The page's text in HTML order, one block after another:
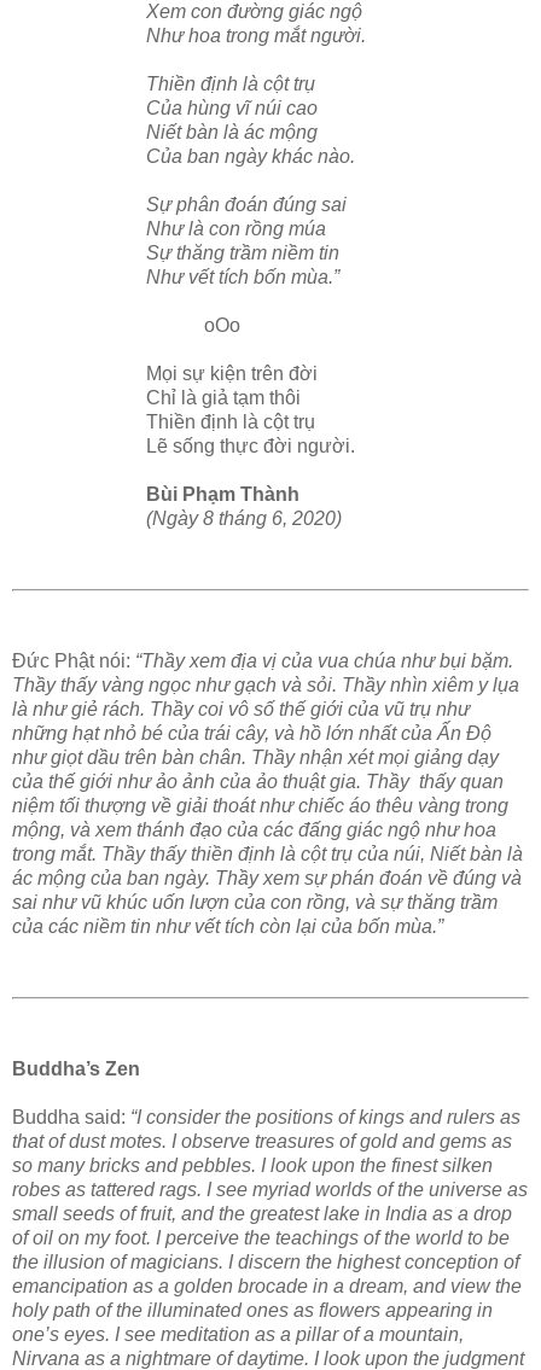
Xem con đường giác ngộ
Như hoa trong mắt người.
Thiền định là cột trụ
Của hùng vĩ núi cao
Niết bàn là ác mộng
Của ban ngày khác nào.
Sự phân đoán đúng sai
Như là con rồng múa
Sự thăng trầm niềm tin
Như vết tích bốn mùa.”
oOo
Mọi sự kiện trên đời
Chỉ là giả tạm thôi
Thiền định là cột trụ
Lẽ sống thực đời người.
Bùi Phạm Thành
(Ngày 8 tháng 6, 2020)
Đức Phật nói: “Thầy xem địa vị của vua chúa như bụi bặm.
Thầy thấy vàng ngọc như gạch và sỏi. Thầy nhìn xiêm y lụa
là như giẻ rách. Thầy coi vô số thế giới của vũ trụ như
những hạt nhỏ bé của trái cây, và hồ lớn nhất của Ấn Độ
như giọt dầu trên bàn chân. Thầy nhận xét mọi giảng dạy
của thế giới như ảo ảnh của ảo thuật gia. Thầy thấy quan
niệm tối thượng về giải thoát như chiếc áo thêu vàng trong
mộng, và xem thánh đạo của các đấng giác ngộ như hoa
trong mắt. Thầy thấy thiền định là cột trụ của núi, Niết bàn là
ác mộng của ban ngày. Thầy xem sự phán đoán về đúng và
sai như vũ khúc uốn lượn của con rồng, và sự thăng trầm
của các niềm tin như vết tích còn lại của bốn mùa.”
Buddha’s Zen
Buddha said: “I consider the positions of kings and rulers as
that of dust motes. I observe treasures of gold and gems as
so many bricks and pebbles. I look upon the finest silken
robes as tattered rags. I see myriad worlds of the universe as
small seeds of fruit, and the greatest lake in India as a drop
of oil on my foot. I perceive the teachings of the world to be
the illusion of magicians. I discern the highest conception of
emancipation as a golden brocade in a dream, and view the
holy path of the illuminated ones as flowers appearing in
one’s eyes. I see meditation as a pillar of a mountain,
Nirvana as a nightmare of daytime. I look upon the judgment